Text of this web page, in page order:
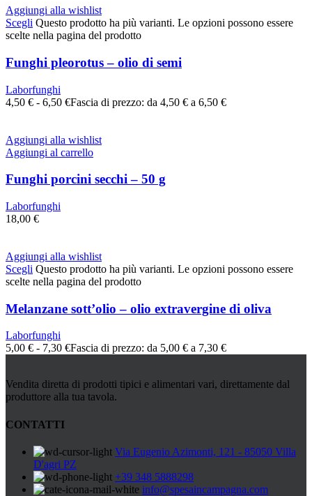
Aggiungi alla wishlist
Scegli Questo prodotto ha più varianti. Le opzioni possono essere
scelte nella pagina del prodotto
Funghi pleorotus – olio di semi
Laborfunghi
4,50 € - 6,50 €Fascia di prezzo: da 4,50 € a 6,50 €
Aggiungi alla wishlist
Aggiungi al carrello
Funghi porcini secchi – 50 g
Laborfunghi
18,00 €
Aggiungi alla wishlist
Scegli Questo prodotto ha più varianti. Le opzioni possono essere
scelte nella pagina del prodotto
Melanzane sott’olio – olio extravergine di oliva
Laborfunghi
5,00 € - 7,30 €Fascia di prezzo: da 5,00 € a 7,30 €
Vendita diretta di prodotti tipici e alimentari vari, direttamente dal
produttore alla tua tavola.
CONTATTI
Via Eugenio Azimonti, 121 - 85050 Villa
D'agri PZ
+39 348 5888298
info@spesaincampagna.com